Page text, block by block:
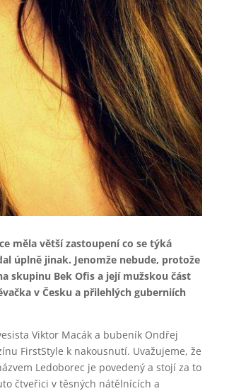
měla větší zastoupení co se týká
úplně jinak. Jenomže nebude, protože
skupinu Bek Ofis a její mužskou část
v Česku a přilehlých guberniích
Viktor Macák a bubeník Ondřej
FirstStyle k nakousnutí. Uvažujeme, že
Ledoborec je povedený a stojí za to
čtveřici v těsných nátělnících a